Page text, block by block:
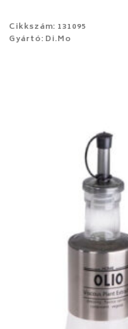
Cikkszám: 131095
Gyártó: Di.Mo